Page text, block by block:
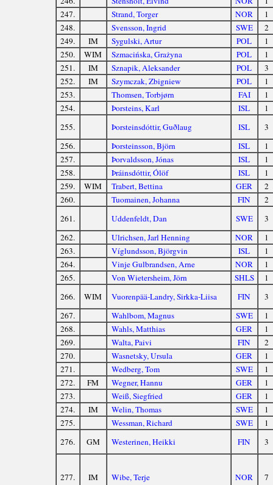
247.
Strand, Torger NOR
1
248.
Svensson, Ingrid SWE
2
249.
IM Sygulski, Artur POL
1
250.
WIM Szmacińska, Grażyna POL
1
251.
IM Sznapik, Aleksander POL
3
252.
IM Szymczak, Zbigniew POL
1
253.
Thomsen, Torbjørn FAI
1
254.
Þorsteins, Karl ISL
1
255.
Þorsteinsdóttir, Guðlaug ISL
3
256.
Þorsteinsson, Björn ISL
1
257.
Þorvaldsson, Jónas ISL
1
258.
Þráinsdóttir, Ólöf ISL
1
259.
WIM Trabert, Bettina GER
2
260.
Tuomainen, Johanna FIN
2
261.
Uddenfeldt, Dan SWE
3
262.
Ulrichsen, Jarl Henning NOR
1
263.
Víglundsson, Björgvin ISL
1
264.
Vinje Gulbrandsen, Arne NOR
1
265.
Von Wietersheim, Jörn SHLS
1
266.
WIM Vuorenpää-Landry, Sirkka-Liisa FIN
3
267.
Wahlbom, Magnus SWE
1
268.
Wahls, Matthias GER
1
269.
Walta, Paivi FIN
2
270.
Wasnetsky, Ursula GER
1
271.
Wedberg, Tom SWE
1
272.
FM Wegner, Hannu GER
1
273.
Weiß, Siegfried GER
1
274.
IM Welin, Thomas SWE
1
275.
Wessman, Richard SWE
1
276.
GM Westerinen, Heikki FIN 3
277. IM Wibe, Terje NOR 7